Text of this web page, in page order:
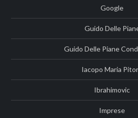
Google
Guido Delle
Guido Delle Piane
Iacopo Maria
Ibrahimovic
Imprese